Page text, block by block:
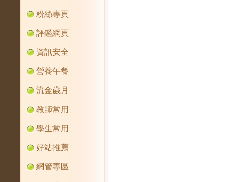
粉絲專頁
評鑑網頁
資訊安全
營養午餐
流金歲月
教師常用
學生常用
好站推薦
網管專區